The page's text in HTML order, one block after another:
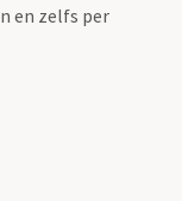
en zelfs per